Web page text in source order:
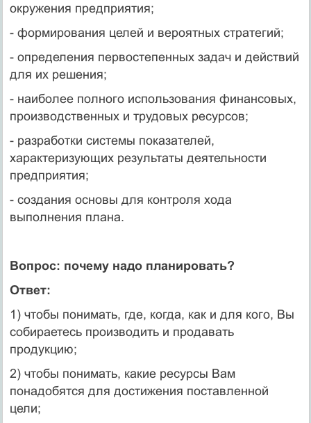
окружения предприятия;
- формирования целей и вероятных стратегий;
- определения первостепенных задач и действий
для их решения;
- наиболее полного использования финансовых,
производственных и трудовых ресурсов;
- разработки системы показателей,
характеризующих результаты деятельности
предприятия;
- создания основы для контроля хода
выполнения плана.
Вопрос: почему надо планировать?
Ответ:
1) чтобы понимать, где, когда, как и для кого, Вы
собираетесь производить и продавать
продукцию;
2) чтобы понимать, какие ресурсы Вам
понадобятся для достижения поставленной
цели;